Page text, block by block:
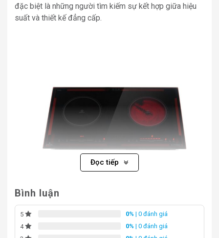
đặc biệt là những người tìm kiếm sự kết hợp giữa hiệu
suất và thiết kế đẳng cấp.
Đọc tiếp
Bình luận
5 0% | 0 đánh giá
4
0% | 0 đánh giá